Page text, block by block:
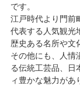
です。
江戸時代より門前
代表する人気観光
歴史ある名所や文
その他にも、人情
る伝統工芸品、日
ィ豊かな魅力が